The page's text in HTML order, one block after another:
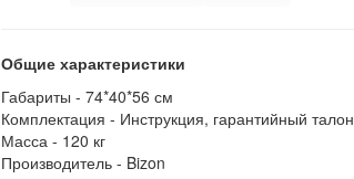
Общие характеристики
Габариты - 74*40*56 см
Комплектация - Инструкция, гарантийный талон
Масса - 120 кг
Производитель - Bizon